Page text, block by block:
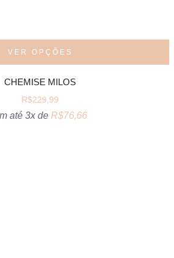
VER OPÇÕES
CHEMISE MILOS
R$229,99
até 3x de R$76,66